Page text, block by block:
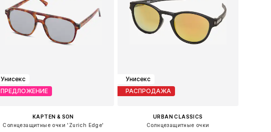
Унисекс
ПРЕДЛОЖЕНИЕ
KAPTEN & SON
Солнцезащитные очки 'Zurich Edge'
Унисекс
РАСПРОДАЖА
URBAN CLASSICS
Солнцезащитные очки